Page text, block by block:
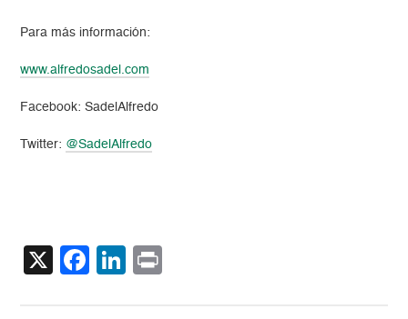
Para más información:
www.alfredosadel.com
Facebook: SadelAlfredo
Twitter: @SadelAlfredo
X Facebook
LinkedIn